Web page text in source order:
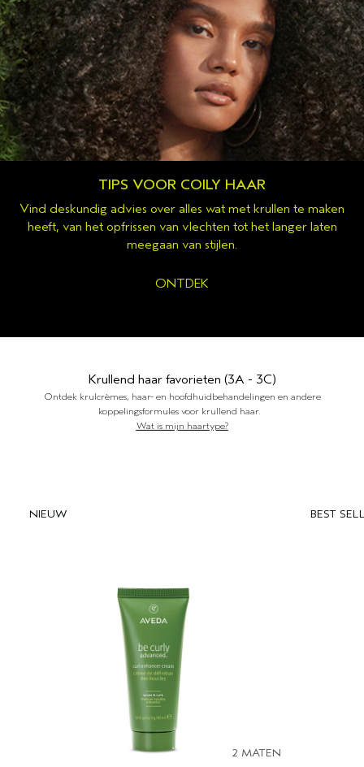
TIPS VOOR COILY HAAR
Vind deskundig advies over alles wat met krullen te maken
heeft, van het opfrissen van vlechten tot het langer laten
meegaan van stijlen.
ONTDEK
Krullend haar favorieten (3A - 3C)
Ontdek krulcrèmes, haar- en hoofdhuidbehandelingen en andere
koppelingsformules voor krullend haar.
Wat is mijn haartype?
NIEUW
2 MATEN
BEST